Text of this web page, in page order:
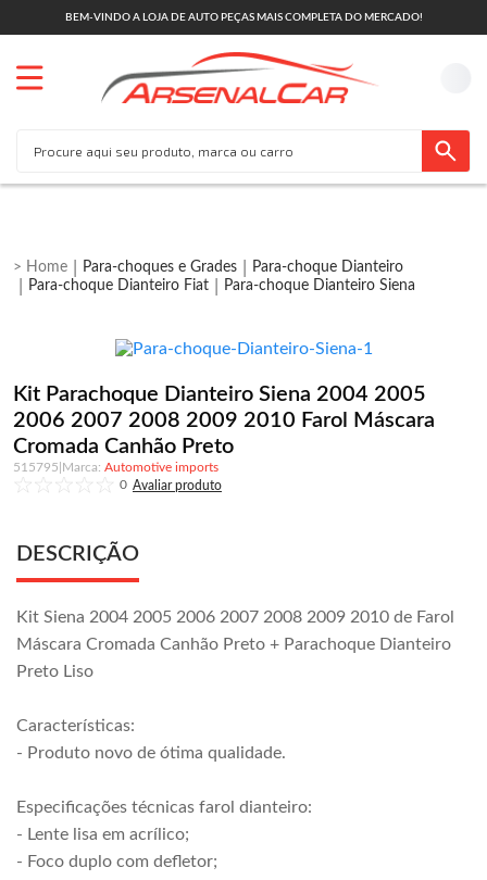
BEM-VINDO A LOJA DE AUTO PEÇAS MAIS COMPLETA DO MERCADO!
Para-choques e Grades
Para-choque Dianteiro
Para-choque Dianteiro Fiat
Para-choque Dianteiro Siena
Kit Parachoque Dianteiro Siena 2004 2005
2006 2007 2008 2009 2010 Farol Máscara
Cromada Canhão Preto
515795
Automotive imports
0
DESCRIÇÃO
Kit Siena 2004 2005 2006 2007 2008 2009 2010 de Farol
Máscara Cromada Canhão Preto + Parachoque Dianteiro
Preto Liso
Características:
- Produto novo de ótima qualidade.
Especificações técnicas farol dianteiro:
- Lente lisa em acrílico;
- Foco duplo com defletor;